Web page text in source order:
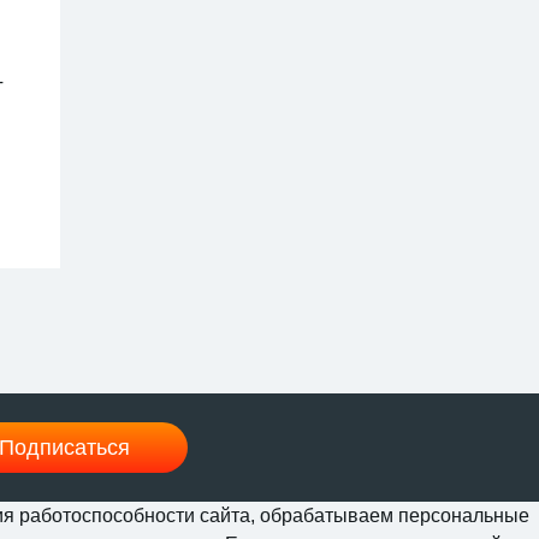
работоспособности сайта, обрабатываем персональные